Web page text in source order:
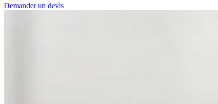
Demander un devis